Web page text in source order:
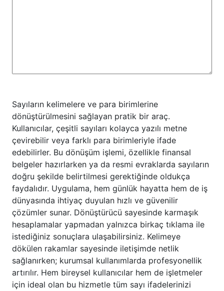
Sayıların kelimelere ve para birimlerine
dönüştürülmesini sağlayan pratik bir araç.
Kullanıcılar, çeşitli sayıları kolayca yazılı metne
çevirebilir veya farklı para birimleriyle ifade
edebilirler. Bu dönüşüm işlemi, özellikle finansal
belgeler hazırlarken ya da resmi evraklarda sayıların
doğru şekilde belirtilmesi gerektiğinde oldukça
faydalıdır. Uygulama, hem günlük hayatta hem de iş
dünyasında ihtiyaç duyulan hızlı ve güvenilir
çözümler sunar. Dönüştürücü sayesinde karmaşık
hesaplamalar yapmadan yalnızca birkaç tıklama ile
istediğiniz sonuçlara ulaşabilirsiniz. Kelimeye
dökülen rakamlar sayesinde iletişimde netlik
sağlanırken; kurumsal kullanımlarda profesyonellik
artırılır. Hem bireysel kullanıcılar hem de işletmeler
için ideal olan bu hizmetle tüm sayı ifadelerinizi